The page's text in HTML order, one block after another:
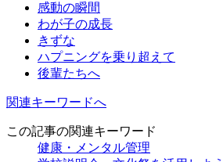
感動の瞬間
わが子の成長
きずな
ハプニングを乗り超えて
後輩たちへ
関連キーワードへ
この記事の関連キーワード
健康・メンタル管理